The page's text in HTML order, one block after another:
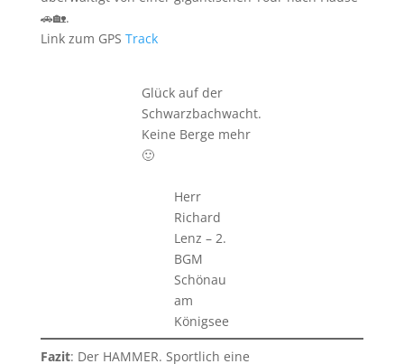
🚗🏡.
Link zum GPS Track
Glück auf der
Schwarzbachwacht.
Keine Berge mehr
🙂
Herr
Richard
Lenz – 2.
BGM
Schönau
am
Königsee
Fazit: Der HAMMER. Sportlich eine